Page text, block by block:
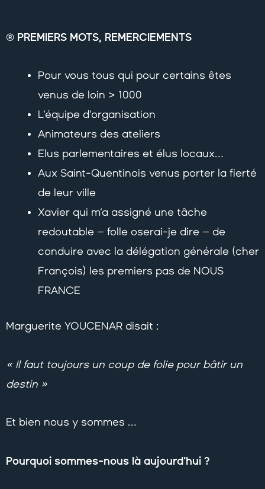
® PREMIERS MOTS, REMERCIEMENTS
Pour vous tous qui pour certains êtes
venus de loin > 1000
L’équipe d’organisation
Animateurs des ateliers
Elus parlementaires et élus locaux…
Aux Saint-Quentinois venus porter la fierté
de leur ville
Xavier qui m’a assigné une tâche
redoutable – folle oserai-je dire – de
conduire avec la délégation générale (cher
François) les premiers pas de NOUS
FRANCE
Marguerite YOUCENAR disait :
« Il faut toujours un coup de folie pour bâtir un
destin »
Et bien nous y sommes …
Pourquoi sommes-nous là aujourd’hui ?